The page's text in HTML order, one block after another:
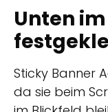
Unten
Sticky Banner
da sie beim